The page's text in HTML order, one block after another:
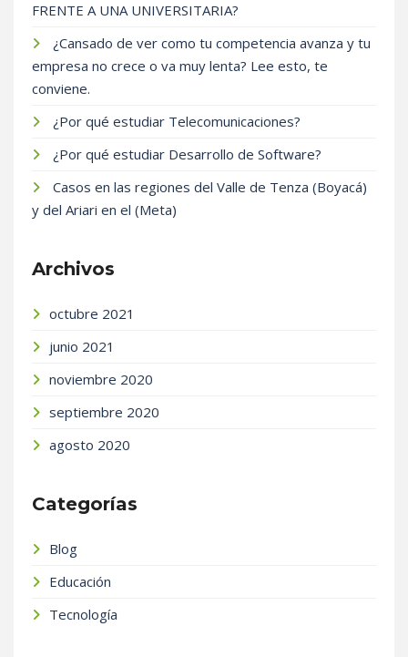
FRENTE A UNA UNIVERSITARIA?
¿Cansado de ver como tu competencia avanza y tu
empresa no crece o va muy lenta? Lee esto, te
conviene.
¿Por qué estudiar Telecomunicaciones?
¿Por qué estudiar Desarrollo de Software?
Casos en las regiones del Valle de Tenza (Boyacá)
y del Ariari en el (Meta)
Archivos
octubre 2021
junio 2021
noviembre 2020
septiembre 2020
agosto 2020
Categorías
Blog
Educación
Tecnología